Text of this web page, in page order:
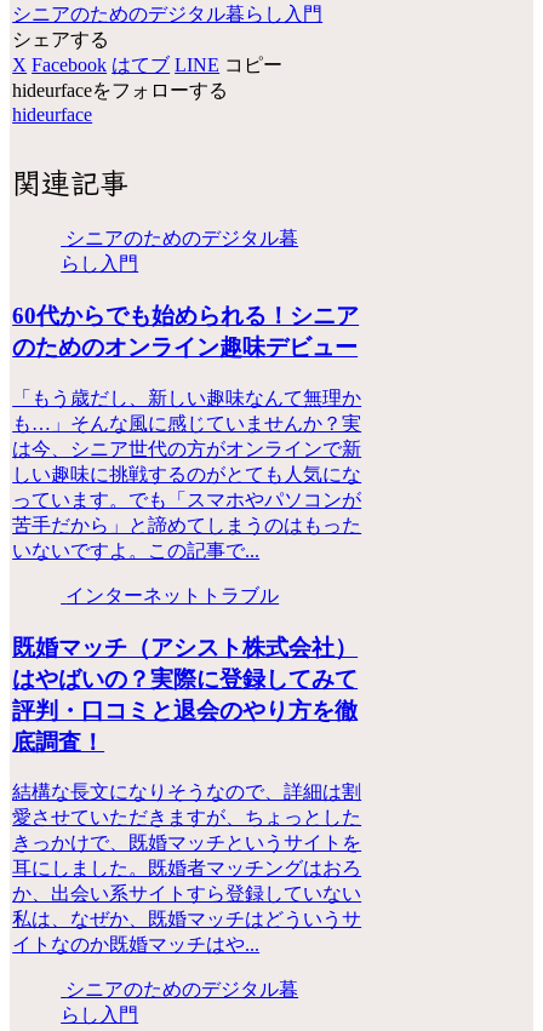
シニアのためのデジタル暮らし入門
シェアする
X Facebook はてブ LINE コピー
hideurfaceをフォローする
hideurface
関連記事
シニアのためのデジタル暮
らし入門
60代からでも始められる！シニア
のためのオンライン趣味デビュー
「もう歳だし、新しい趣味なんて無理か
も…」そんな風に感じていませんか？実
は今、シニア世代の方がオンラインで新
しい趣味に挑戦するのがとても人気にな
っています。でも「スマホやパソコンが
苦手だから」と諦めてしまうのはもった
いないですよ。この記事で...
インターネットトラブル
既婚マッチ（アシスト株式会社）
はやばいの？実際に登録してみて
評判・口コミと退会のやり方を徹
底調査！
結構な長文になりそうなので、詳細は割
愛させていただきますが、ちょっとした
きっかけで、既婚マッチというサイトを
耳にしました。既婚者マッチングはおろ
か、出会い系サイトすら登録していない
私は、なぜか、既婚マッチはどういうサ
イトなのか既婚マッチはや...
シニアのためのデジタル暮
らし入門